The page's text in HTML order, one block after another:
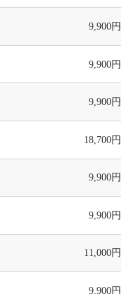
9,900円
9,900円
9,900円
18,700円
9,900円
9,900円
11,000円
9,900円